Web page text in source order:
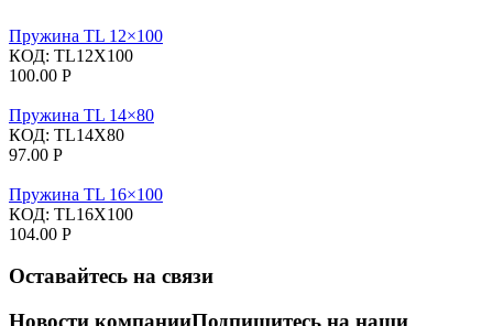
Пружина TL 12×100
КОД: TL12X100
100.00 Р
Пружина TL 14×80
КОД: TL14X80
97.00 Р
Пружина TL 16×100
КОД: TL16X100
104.00 Р
Оставайтесь на связи
Новости компанииПодпишитесь на наши